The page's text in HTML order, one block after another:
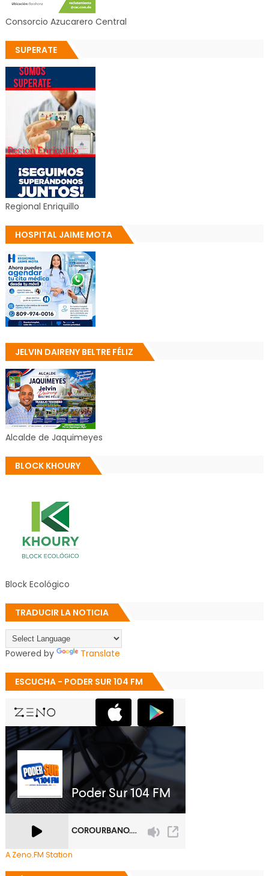
Consorcio Azucarero Central
SUPERATE
Regional Enriquillo
HOSPITAL JAIME MOTA
JELVIN DAIRENY BELTRE FÉLIZ
Alcalde de Jaquimeyes
BLOCK KHOURY
Block Ecológico
TRADUCIR LA NOTICIA
Powered by Translate
ESCUCHA - PODER SUR 104 FM
A Zeno.FM Station